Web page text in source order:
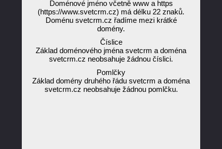
Doménové jméno včetně www a https
(https://www.svetcrm.cz) má délku 22 znaků.
Doménu svetcrm.cz řadíme mezi krátké
domény.
Číslice
Základ doménového jména svetcrm a doména
svetcrm.cz neobsahuje žádnou číslici.
Pomlčky
Základ domény druhého řádu svetcrm a doména
svetcrm.cz neobsahuje žádnou pomlčku.